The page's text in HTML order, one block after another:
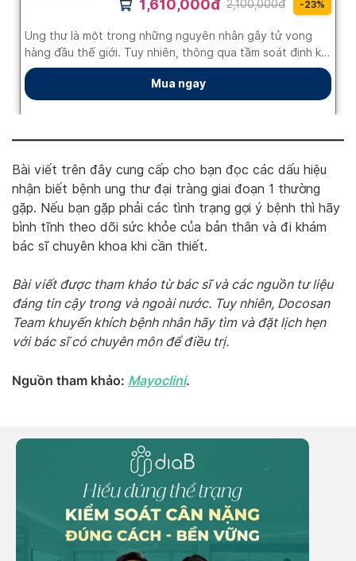
Bài viết trên đây cung cấp cho bạn đọc các dấu hiệu
nhận biết bệnh ung thư đại tràng giai đoạn 1 thường
gặp. Nếu bạn gặp phải các tình trạng gợi ý bệnh thì hãy
bình tĩnh theo dõi sức khỏe của bản thân và đi khám
bác sĩ chuyên khoa khi cần thiết.
Bài viết được tham khảo từ bác sĩ và các nguồn tư liệu
đáng tin cậy trong và ngoài nước. Tuy nhiên, Docosan
Team khuyến khích bệnh nhân hãy tìm và đặt lịch hẹn
với bác sĩ có chuyên môn để điều trị.
Nguồn tham khảo: Mayoclini.